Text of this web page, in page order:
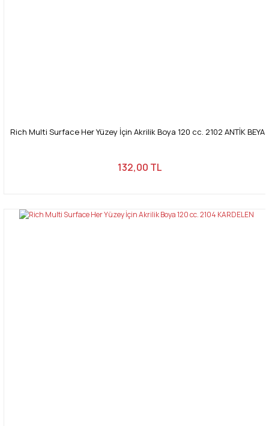
Rich Multi Surface Her Yüzey İçin Akrilik Boya 120 cc. 2102 ANTİK BEYAZ
132,00 TL